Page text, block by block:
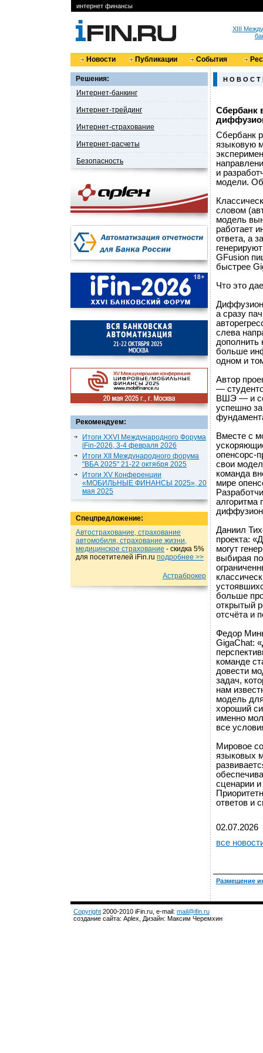
интернет финансы
XIII
Новости Публикации События
Решения:
Интернет-банкинг
Интернет-трейдинг
Интернет-страхование
Интернет-расчеты
Безопасность
Рекомендуем:
Итоги XXVI Международного Форума
iFin-2026, 3-4 февраля 2026
Итоги XII Международного форума
"ВБА 2025" 21-22 октября 2025
Итоги XV Конференции
«МОБИЛЬНЫЕ ФИНАНСЫ 2025», 20
мая 2025
Спецпредложение:
Автострахование, страхование
автомобиля, страхование жизни,
медицинское страхование - cкидка 5%
для посетителей iFin.ru подробнеe >>
Астраброкер
Н О В О С Т
Сбербанк
Сбербанк
языковую
и
модели.
словом
модель
работает
ответа, а
GFusion
быстрее
Что это
а сразу
слева
больше
одном и
Автор
—
ВШЭ — и
успешно
Вместе с
опенсорс-
свои
команда
мире
алгоритма
Даниил
проекта:
могут
выбирая
больше
открытый
отсчёта и
Федор
GigaChat:
команде
довести
задач,
нам
модель
хороший
именно
все
Мировое
языковых
сценарии
ответов и
02.07.2026
все
Размещение
Copyright 2000-2010 iFin.ru, e-mail: mail@ifin.ru
создание сайта: Aplex, Дизайн: Максим Черемхин